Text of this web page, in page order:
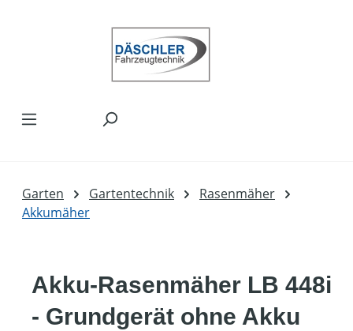
Garten Gartentechnik
Rasenmäher
Akkumäher
Akku-Rasenmäher LB 448i
- Grundgerät ohne Akku